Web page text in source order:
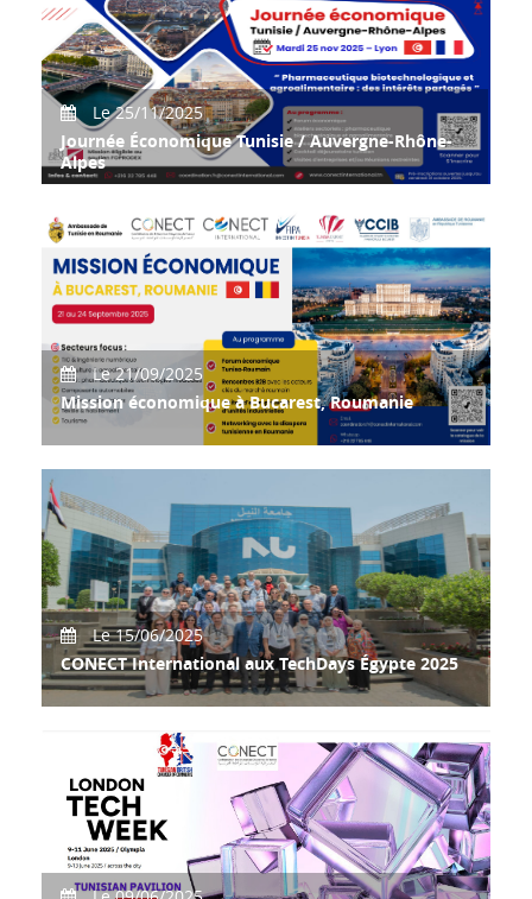
Le 25/11/2025
Journée Économique Tunisie / Auvergne-Rhône-
Alpes
Rejoignez la Délégation Tunisienne à Lyon !
Le 21/09/2025
Mission économique à Bucarest, Roumanie
Le 15/06/2025
CONECT International aux TechDays Égypte 2025
International, composée de Mme Salma Elloumi (Vic